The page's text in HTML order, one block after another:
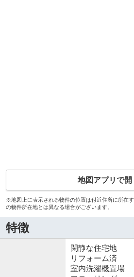
地図アプリで開
※地図上に表示される物件の位置は付近住所に所在
の物件所在地とは異なる場合がございます。
特徴
閑静な住宅地
リフォーム済
室内洗濯機置場